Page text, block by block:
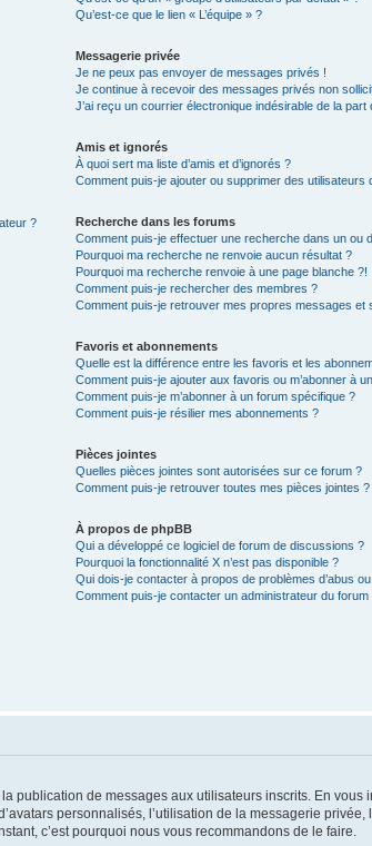
?
Qu’est-ce que le lien « L’équipe » ?
Messagerie privée
Je ne peux pas envoyer de messages privés !
Je continue à recevoir des messages privés non
J’ai reçu un courrier électronique indésirable de la part
Amis et ignorés
À quoi sert ma liste d’amis et d’ignorés ?
Comment puis-je ajouter ou supprimer des utilisateurs
Recherche dans les forums
Comment puis-je effectuer une recherche dans un ou
Pourquoi ma recherche ne renvoie aucun résultat ?
Pourquoi ma recherche renvoie à une page blanche ?!
Comment puis-je rechercher des membres ?
Comment puis-je retrouver mes propres messages et
Favoris et abonnements
Quelle est la différence entre les favoris et les
Comment puis-je ajouter aux favoris ou m’abonner à
Comment puis-je m’abonner à un forum spécifique ?
Comment puis-je résilier mes abonnements ?
Pièces jointes
Quelles pièces jointes sont autorisées sur ce forum ?
Comment puis-je retrouver toutes mes pièces jointes ?
À propos de phpBB
Qui a développé ce logiciel de forum de discussions ?
Pourquoi la fonctionnalité X n’est pas disponible ?
Qui dois-je contacter à propos de problèmes d’abus
Comment puis-je contacter un administrateur du forum
publication de messages aux utilisateurs inscrits. En
personnalisés, l’utilisation de la messagerie
c’est pourquoi nous vous recommandons de le faire.